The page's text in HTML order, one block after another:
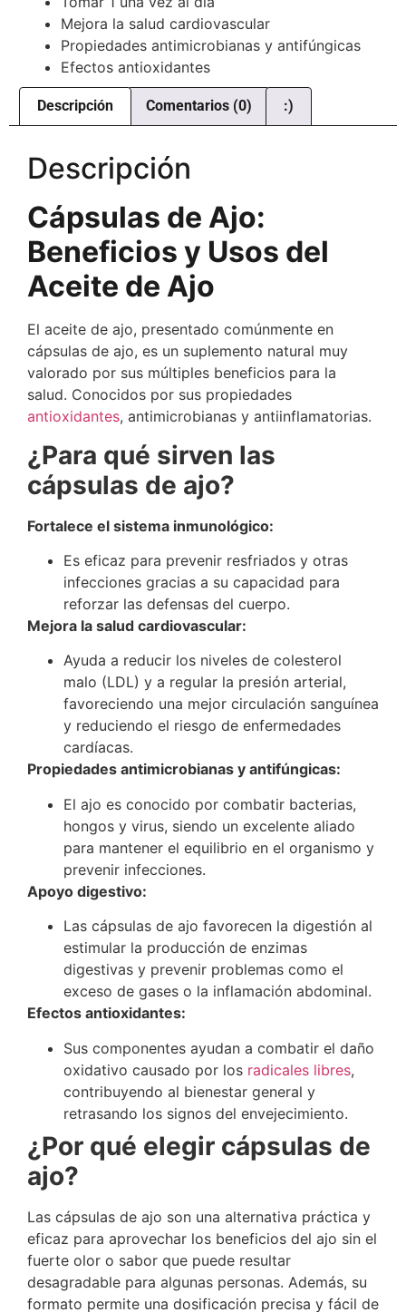
Mejora la salud cardiovascular
Propiedades antimicrobianas y antifúngicas
Efectos antioxidantes
Descripción Comentarios (0) :)
Descripción
Cápsulas de Ajo:
Beneficios y Usos del
Aceite de Ajo
El aceite de ajo, presentado comúnmente en
cápsulas de ajo, es un suplemento natural muy
valorado por sus múltiples beneficios para la
salud. Conocidos por sus propiedades
antioxidantes, antimicrobianas y antiinflamatorias.
¿Para qué sirven las
cápsulas de ajo?
Fortalece el sistema inmunológico:
Es eficaz para prevenir resfriados y otras
infecciones gracias a su capacidad para
reforzar las defensas del cuerpo.
Mejora la salud cardiovascular:
Ayuda a reducir los niveles de colesterol
malo (LDL) y a regular la presión arterial,
favoreciendo una mejor circulación sanguínea
y reduciendo el riesgo de enfermedades
cardíacas.
Propiedades antimicrobianas y antifúngicas:
El ajo es conocido por combatir bacterias,
hongos y virus, siendo un excelente aliado
para mantener el equilibrio en el organismo y
prevenir infecciones.
Apoyo digestivo:
Las cápsulas de ajo favorecen la digestión al
estimular la producción de enzimas
digestivas y prevenir problemas como el
exceso de gases o la inflamación abdominal.
Efectos antioxidantes:
Sus componentes ayudan a combatir el daño
oxidativo causado por los radicales libres,
contribuyendo al bienestar general y
retrasando los signos del envejecimiento.
¿Por qué elegir cápsulas de
ajo?
Las cápsulas de ajo son una alternativa práctica y
eficaz para aprovechar los beneficios del ajo sin el
fuerte olor o sabor que puede resultar
desagradable para algunas personas. Además, su
formato permite una dosificación precisa y fácil de